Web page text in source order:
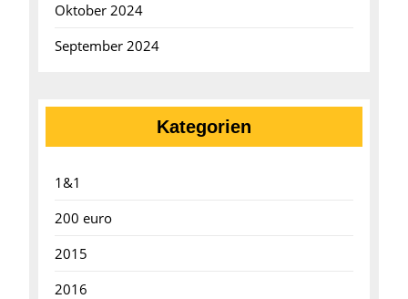
Oktober 2024
September 2024
Kategorien
1&1
200 euro
2015
2016